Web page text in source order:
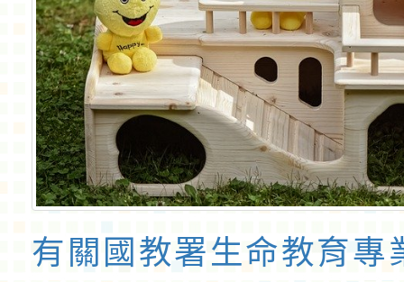
有關國教署生命教育專